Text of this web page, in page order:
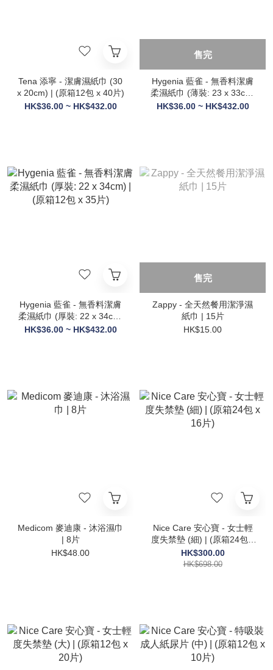
Tena 添寧 - 潔膚濕紙巾 (30
x 20cm) | (原箱12包 x 40片)
HK$36.00 ~ HK$432.00
售完
Hygenia 藍雀 - 無香料潔膚
柔濕紙巾 (薄裝: 23 x 33cm)
| (原箱12包 x 65片)
HK$36.00 ~ HK$432.00
Hygenia 藍雀 - 無香料潔膚
柔濕紙巾 (厚裝: 22 x 34cm)
| (原箱12包 x 35片)
HK$36.00 ~ HK$432.00
售完
Zappy - 全天然餐用潔淨濕
紙巾 | 15片
HK$15.00
Medicom 麥迪康 - 沐浴濕巾
| 8片
HK$48.00
Nice Care 安心寶 - 女士輕
度失禁墊 (細) | (原箱24包 x
16片)
HK$300.00
HK$698.00